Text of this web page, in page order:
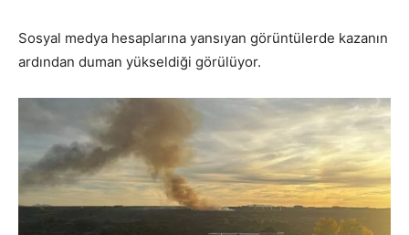
Sosyal medya hesaplarına yansıyan görüntülerde kazanın
ardından duman yükseldiği görülüyor.